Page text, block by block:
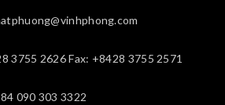
3755 2626 Fax: +8428 3755 2571
090 303 3322